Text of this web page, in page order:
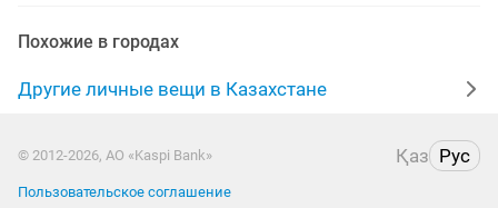
продать памперсы пар вязаные носки
Похожие в городах
Другие личные вещи в Казахстане
© 2012-2026, АО «Kaspi Bank» Қаз Рус
Пользовательское соглашение